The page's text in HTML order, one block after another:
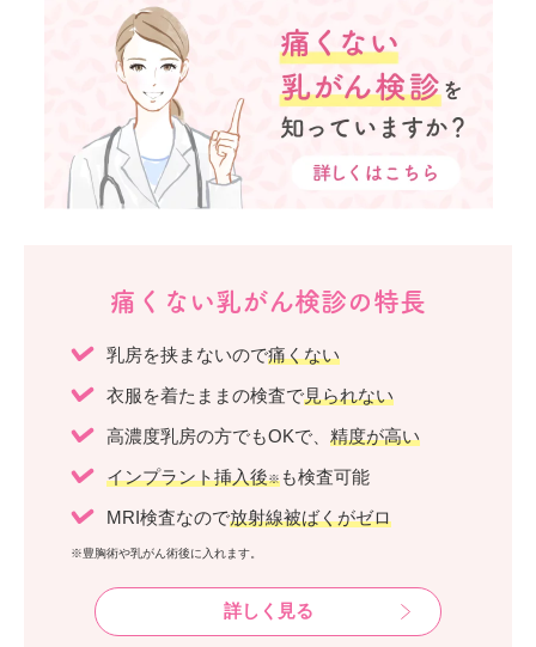
痛くない乳がん検診の特長
乳房を挟まないので痛くない
衣服を着たままの検査で見られない
高濃度乳房の方でもOKで、 精度が高い
インプラント挿入後※ も検査可能
MRI検査なので放射線被ばくがゼロ
※豊胸術や乳がん術後に入れます。
詳しく見る